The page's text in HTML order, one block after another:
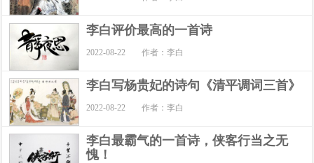
李白评价最高的一首诗
2022-08-22 作者：李白
李白写杨贵妃的诗句《清平调词三首》
2022-08-22 作者：李白
李白最霸气的一首诗，侠客行当之无
愧！